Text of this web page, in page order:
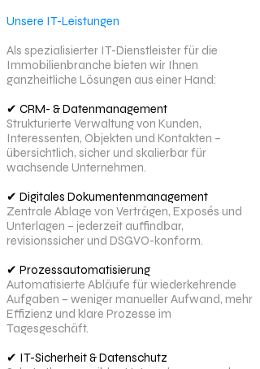
Unsere IT-Leistungen
Als spezialisierter IT-Dienstleister für die
Immobilienbranche bieten wir Ihnen
ganzheitliche Lösungen aus einer Hand:
✔ CRM- & Datenmanagement
Strukturierte Verwaltung von Kunden,
Interessenten, Objekten und Kontakten –
übersichtlich, sicher und skalierbar für
wachsende Unternehmen.
✔ Digitales Dokumentenmanagement
Zentrale Ablage von Verträgen, Exposés und
Unterlagen – jederzeit auffindbar,
revisionssicher und DSGVO-konform.
✔ Prozessautomatisierung
Automatisierte Abläufe für wiederkehrende
Aufgaben – weniger manueller Aufwand, mehr
Effizienz und klare Prozesse im
Tagesgeschäft.
✔ IT-Sicherheit & Datenschutz